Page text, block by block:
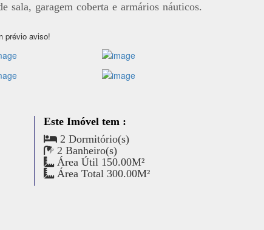
sala, garagem coberta e armários náuticos.
prévio aviso!
Este Imóvel tem :
2 Dormitório(s)
2 Banheiro(s)
Área Útil 150.00M²
Área Total 300.00M²